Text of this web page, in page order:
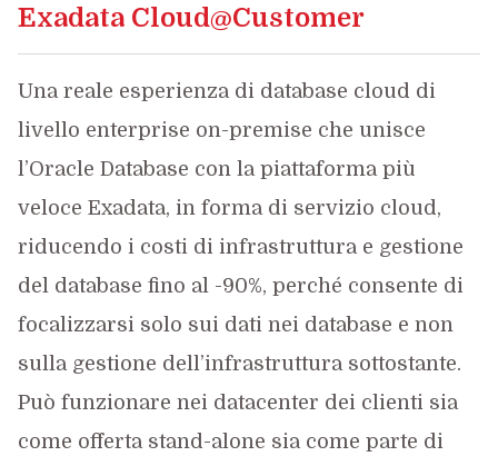
Exadata Cloud@Customer
Una reale esperienza di database cloud di
livello enterprise on-premise che unisce
l’Oracle Database con la piattaforma più
veloce Exadata, in forma di servizio cloud,
riducendo i costi di infrastruttura e gestione
del database fino al -90%, perché consente di
focalizzarsi solo sui dati nei database e non
sulla gestione dell’infrastruttura sottostante.
Può funzionare nei datacenter dei clienti sia
come offerta stand-alone sia come parte di